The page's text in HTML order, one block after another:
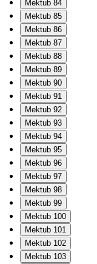
Mektub 84
Mektub 85
Mektub 86
Mektub 87
Mektub 88
Mektub 89
Mektub 90
Mektub 91
Mektub 92
Mektub 93
Mektub 94
Mektub 95
Mektub 96
Mektub 97
Mektub 98
Mektub 99
Mektub 100
Mektub 101
Mektub 102
Mektub 103